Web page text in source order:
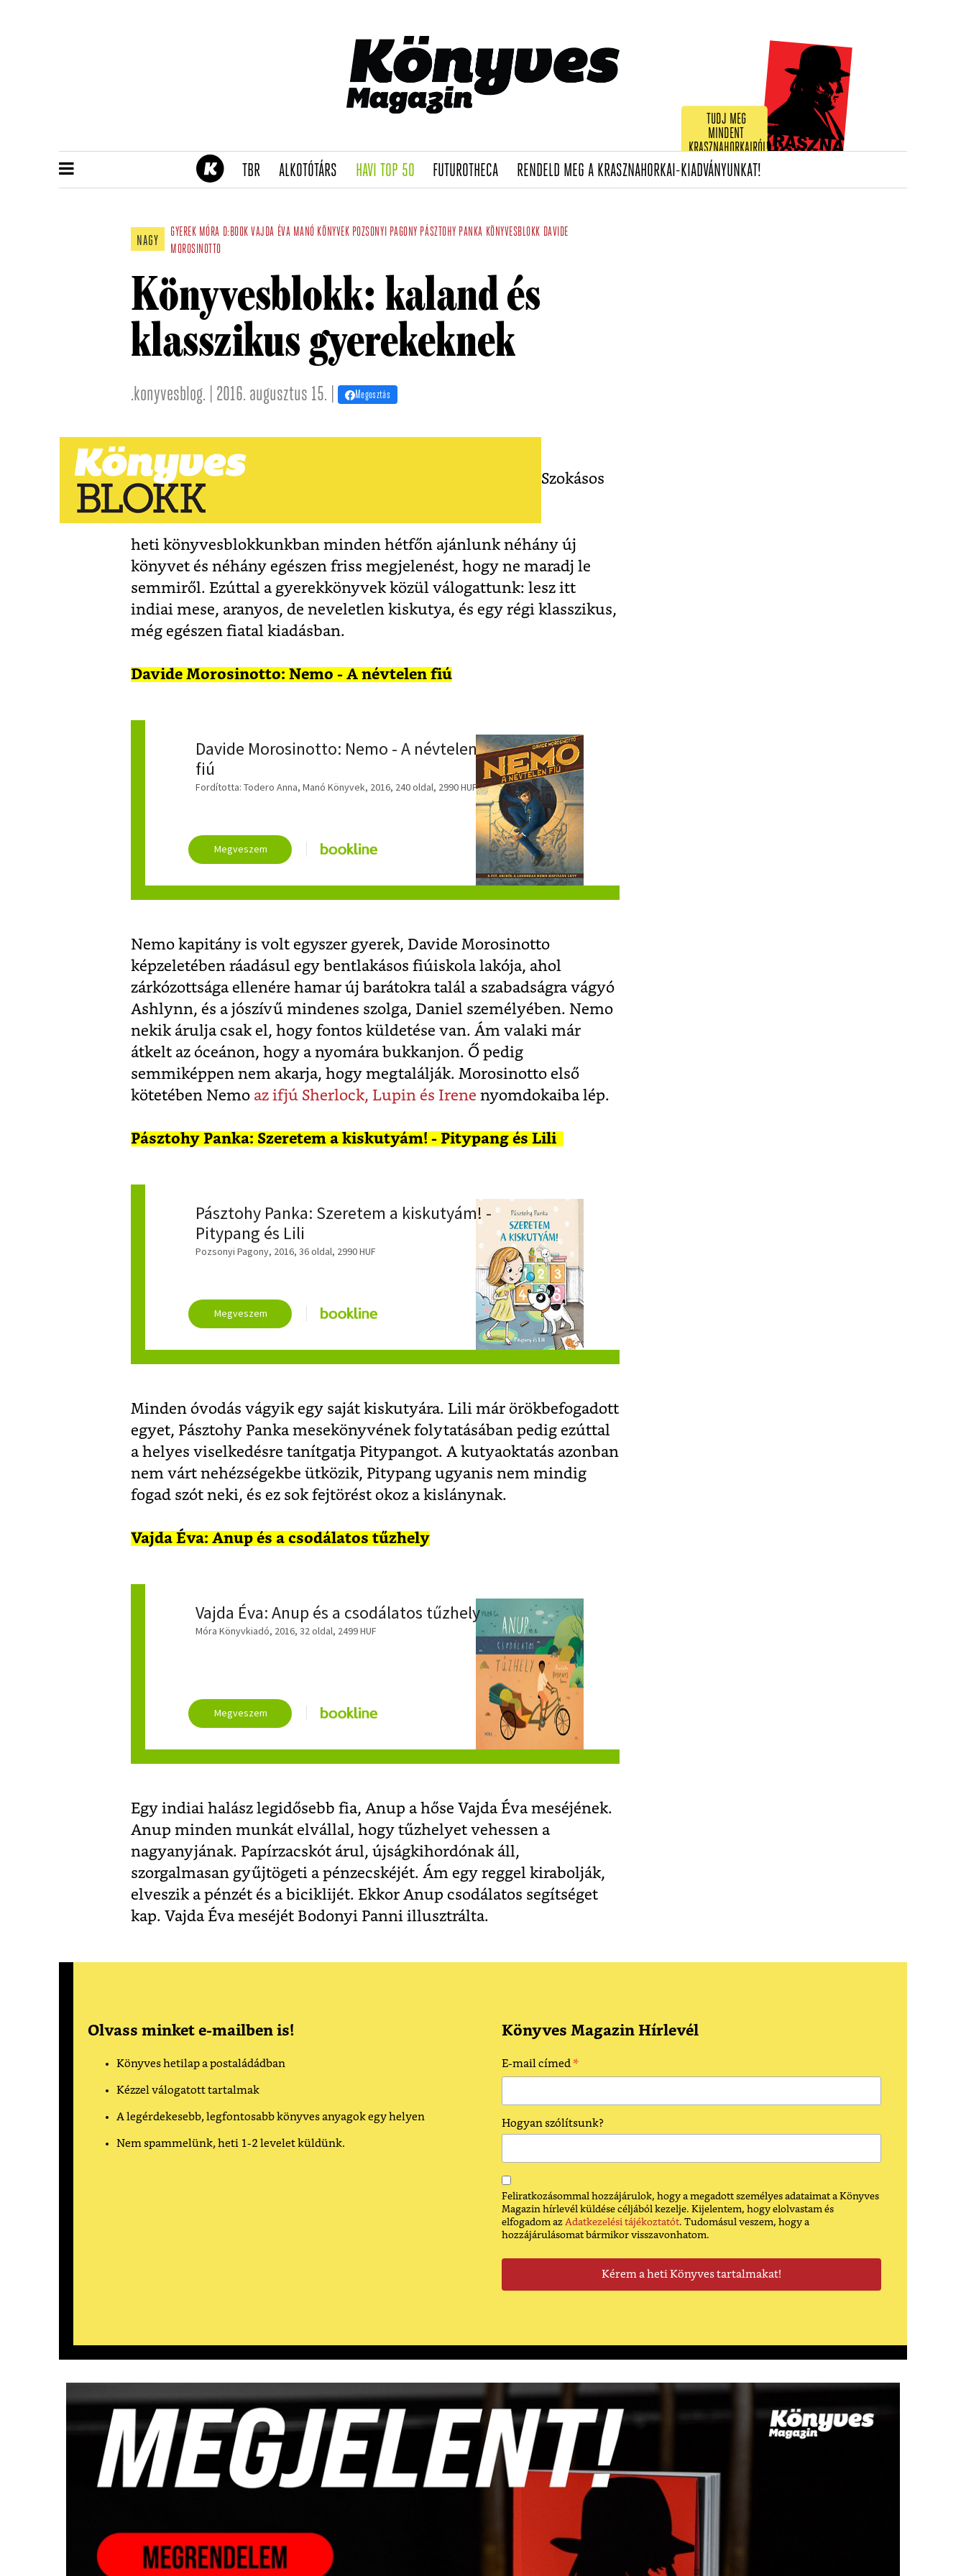
TUDJ MEG
MINDENT
KRASZNAHORKAIRÓL!
TBR(CURRENT)
ALKOTÓTÁRS(CURRENT)
HAVI TOP 50(CURRENT)
FUTUROTHECA(CURRENT)
RENDELD MEG A KRASZNAHORKAI-KIADVÁNYUNKAT!(CURRENT)
NAGY
GYEREK MÓRA D:BOOK VAJDA ÉVA MANÓ KÖNYVEK POZSONYI PAGONY PÁSZTOHY PANKA KÖNYVESBLOKK DAVIDE
MOROSINOTTO
Könyvesblokk: kaland és
klasszikus gyerekeknek
.konyvesblog. | 2016. augusztus 15. | Megosztás
Szokásos
heti könyvesblokkunkban minden hétfőn ajánlunk néhány új
könyvet és néhány egészen friss megjelenést, hogy ne maradj le
semmiről. Ezúttal a gyerekkönyvek közül válogattunk: lesz itt
indiai mese, aranyos, de neveletlen kiskutya, és egy régi klasszikus,
még egészen fiatal kiadásban.
Davide Morosinotto: Nemo - A névtelen fiú
Davide Morosinotto: Nemo - A névtelen
fiú
Fordította: Todero Anna, Manó Könyvek, 2016, 240 oldal, 2990 HUF
Nemo kapitány is volt egyszer gyerek, Davide Morosinotto
képzeletében ráadásul egy bentlakásos fiúiskola lakója, ahol
zárkózottsága ellenére hamar új barátokra talál a szabadságra vágyó
Ashlynn, és a jószívű mindenes szolga, Daniel személyében. Nemo
nekik árulja csak el, hogy fontos küldetése van. Ám valaki már
átkelt az óceánon, hogy a nyomára bukkanjon. Ő pedig
semmiképpen nem akarja, hogy megtalálják. Morosinotto első
kötetében Nemo az ifjú Sherlock, Lupin és Irene nyomdokaiba lép.
Pásztohy Panka: Szeretem a kiskutyám! - Pitypang és Lili
Pásztohy Panka: Szeretem a kiskutyám! -
Pitypang és Lili
Pozsonyi Pagony, 2016, 36 oldal, 2990 HUF
Minden óvodás vágyik egy saját kiskutyára. Lili már örökbefogadott
egyet, Pásztohy Panka mesekönyvének folytatásában pedig ezúttal
a helyes viselkedésre tanítgatja Pitypangot. A kutyaoktatás azonban
nem várt nehézségekbe ütközik, Pitypang ugyanis nem mindig
fogad szót neki, és ez sok fejtörést okoz a kislánynak.
Vajda Éva: Anup és a csodálatos tűzhely
Vajda Éva: Anup és a csodálatos tűzhely
Móra Könyvkiadó, 2016, 32 oldal, 2499 HUF
Egy indiai halász legidősebb fia, Anup a hőse Vajda Éva meséjének.
Anup minden munkát elvállal, hogy tűzhelyet vehessen a
nagyanyjának. Papírzacskót árul, újságkihordónak áll,
szorgalmasan gyűjtögeti a pénzecskéjét. Ám egy reggel kirabolják,
elveszik a pénzét és a biciklijét. Ekkor Anup csodálatos segítséget
kap. Vajda Éva meséjét Bodonyi Panni illusztrálta.
Olvass minket e-mailben is!
Könyves hetilap a postaládádban
Kézzel válogatott tartalmak
A legérdekesebb, legfontosabb könyves anyagok egy helyen
Nem spammelünk, heti 1-2 levelet küldünk.
Könyves Magazin Hírlevél
E-mail címed *
Hogyan szólítsunk?
Feliratkozásommal hozzájárulok, hogy a megadott személyes adataimat a Könyves
Magazin hírlevél küldése céljából kezelje. Kijelentem, hogy elolvastam és
elfogadom az Adatkezelési tájékoztatót. Tudomásul veszem, hogy a
hozzájárulásomat bármikor visszavonhatom.